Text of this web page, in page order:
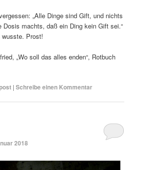
„Alle Dinge sind Gift, und nichts
Dosis machts, daß ein Ding kein Gift sei.“
Prost!
„Wo soll das alles enden“, Rotbuch
|Schreibe einen Kommentar
2018